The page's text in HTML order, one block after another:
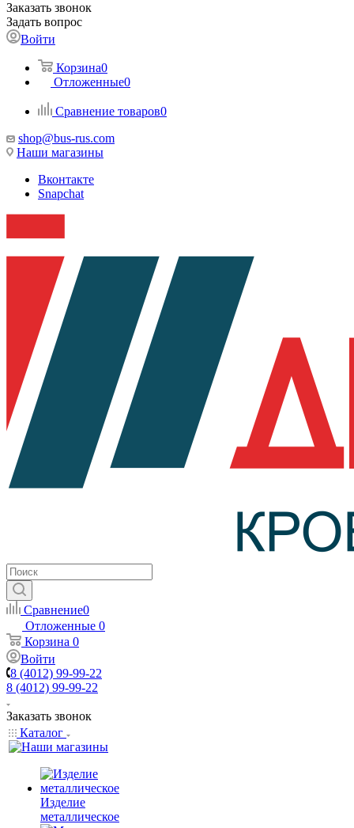
Заказать звонок
Задать вопрос
Войти
Корзина0
Отложенные0
Сравнение товаров0
shop@bus-rus.com
Наши магазины
Вконтакте
Snapchat
Сравнение0
Отложенные 0
Корзина 0
Войти
8 (4012) 99-99-22
8 (4012) 99-99-22
Заказать звонок
Каталог
Изделие
металлическое